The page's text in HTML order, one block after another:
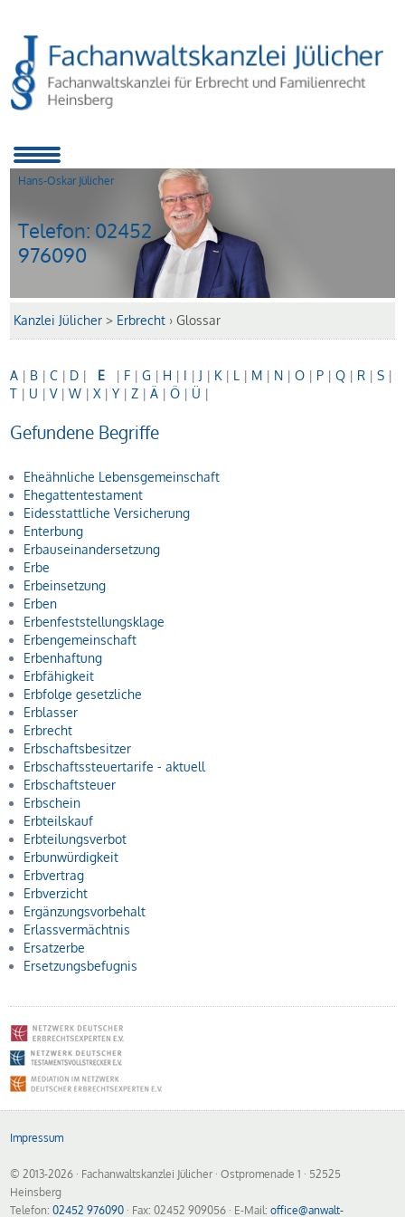
Hans-Oskar Jülicher
Telefon: 02452
976090
Kanzlei Jülicher > Erbrecht ›Glossar
A | B |C | D | E | F |G | H | I | J | K | L | M | N |O | P |Q | R |S |
T | U |V|W |X |Y |Z |Ä |Ö | Ü |
Gefundene Begriffe
Eheähnliche Lebensgemeinschaft
Ehegattentestament
Eidesstattliche Versicherung
Enterbung
Erbauseinandersetzung
Erbe
Erbeinsetzung
Erben
Erbenfeststellungsklage
Erbengemeinschaft
Erbenhaftung
Erbfähigkeit
Erbfolge gesetzliche
Erblasser
Erbrecht
Erbschaftsbesitzer
Erbschaftssteuertarife - aktuell
Erbschaftsteuer
Erbschein
Erbteilskauf
Erbteilungsverbot
Erbunwürdigkeit
Erbvertrag
Erbverzicht
Ergänzungsvorbehalt
Erlassvermächtnis
Ersatzerbe
Ersetzungsbefugnis
Impressum
© 2013-2026 · Fachanwaltskanzlei Jülicher · Ostpromenade 1 · 52525
Heinsberg
Telefon:02452 976090 · Fax: 02452 909056 · E-Mail:office@anwalt-